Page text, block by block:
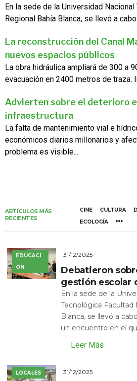
En la sede de la Universidad
Regional Bahía Blanca, se llevó a
La reconstrucción del Canal
nuevos espacios públicos
La obra hidráulica ampliará de 300 a
evacuación en 2400 metros de traza.
Advierten sobre el deterioro
infraestructura
La falta de mantenimiento vial e
económicos diarios millonarios y
problema es visible...
ARTÍCULOS MÁS
RECIENTES
CINE CULTURA
ECOLOGÍA
EDUCACI
ÓN
31/12/2025
Debatieron
gestión escolar
En la sede de la
Tecnológica Facultad
Blanca, se llevó a
un encuentro en el
Leer Más
LOCALES 31/12/2025